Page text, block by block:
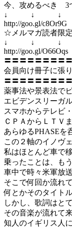
今、攻めるべき 3
↓ ↓ ↓
http://goo.gl/c8Or9G
☆メルマガ読者限
↓ ↓ ↓
http://goo.gl/O66Oqs
〓〓〓〓〓〓〓〓
会員向け冊子に張
〓〓〓〓〓〓〓〓
薬事法や景表法で
エビデンスリーガ
スマホからテレビ
ＣＰＡからＬＴＶ
あらゆるPHASEを
この２軸のイノヴ
私はほとんど車で
乗ったことは、も
車中で時々米軍放
そこで何回か流れ
何とかそのタイト
しかし、歌詞はと
その音楽が流れて
知人のイギリス人